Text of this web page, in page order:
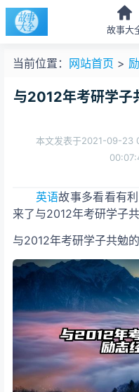
故事大
当前位置： 网站首页 >
与2012年考研学子
本文发表于2021-09-23
英语故事多看看有
来了与2012年考研学子
与2012年考研学子共勉